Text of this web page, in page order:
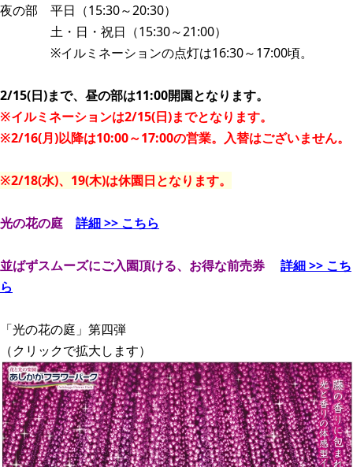
夜の部 平日（15:30～20:30）
土・日・祝日（15:30～21:00）
※イルミネーションの点灯は16:30～17:00頃。
2/15(日)まで、昼の部は11:00開園となります。
※イルミネーションは2/15(日)までとなります。
※2/16(月)以降は10:00～17:00の営業。入替はございません。
※2/18(水)、19(木)は休園日となります。
光の花の庭 詳細 >> こちら
並ばずスムーズにご入園頂ける、お得な前売券 詳細 >> こち
ら
「光の花の庭」第四弾
（クリックで拡大します）